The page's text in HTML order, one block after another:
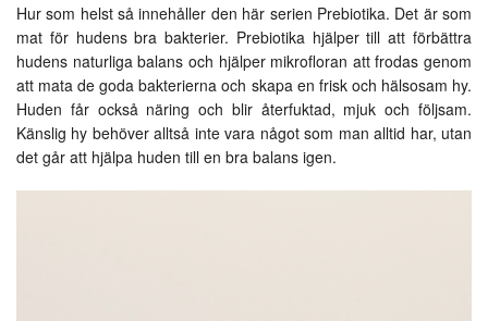
Hur som helst så innehåller den här serien Prebiotika. Det är som
mat för hudens bra bakterier. Prebiotika hjälper till att förbättra
hudens naturliga balans och hjälper mikrofloran att frodas genom
att mata de goda bakterierna och skapa en frisk och hälsosam hy.
Huden får också näring och blir återfuktad, mjuk och följsam.
Känslig hy behöver alltså inte vara något som man alltid har, utan
det går att hjälpa huden till en bra balans igen.